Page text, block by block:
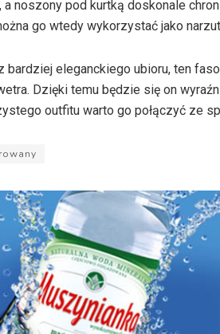
noszony pod kurtką doskonale
go wtedy wykorzystać jako
eleganckiego ubioru, ten
Dzięki temu będzie się on
outfitu warto go połączyć ze